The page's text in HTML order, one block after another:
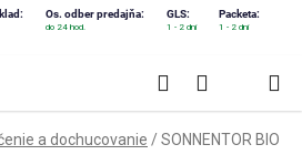
Os. odber predajňa: GLS: Packeta:
do 24 hod. 1 - 2 dni 1 - 2 dni
Hľadať
KOŠÍK
a dochucovanie /SONNENTOR BIO